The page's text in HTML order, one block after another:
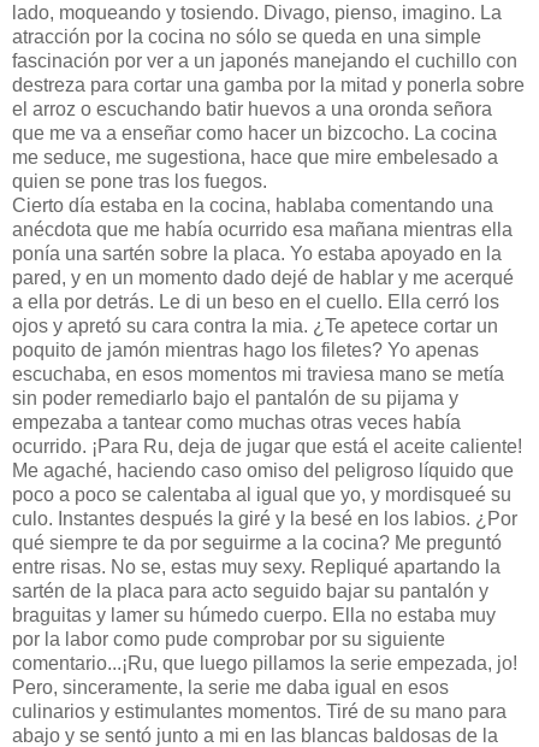
lado, moqueando y tosiendo. Divago, pienso, imagino. La
atracción por la cocina no sólo se queda en una simple
fascinación por ver a un japonés manejando el cuchillo con
destreza para cortar una gamba por la mitad y ponerla sobre
el arroz o escuchando batir huevos a una oronda señora
que me va a enseñar como hacer un bizcocho. La cocina
me seduce, me sugestiona, hace que mire embelesado a
quien se pone tras los fuegos.
Cierto día estaba en la cocina, hablaba comentando una
anécdota que me había ocurrido esa mañana mientras ella
ponía una sartén sobre la placa. Yo estaba apoyado en la
pared, y en un momento dado dejé de hablar y me acerqué
a ella por detrás. Le di un beso en el cuello. Ella cerró los
ojos y apretó su cara contra la mia. ¿Te apetece cortar un
poquito de jamón mientras hago los filetes? Yo apenas
escuchaba, en esos momentos mi traviesa mano se metía
sin poder remediarlo bajo el pantalón de su pijama y
empezaba a tantear como muchas otras veces había
ocurrido. ¡Para Ru, deja de jugar que está el aceite caliente!
Me agaché, haciendo caso omiso del peligroso líquido que
poco a poco se calentaba al igual que yo, y mordisqueé su
culo. Instantes después la giré y la besé en los labios. ¿Por
qué siempre te da por seguirme a la cocina? Me preguntó
entre risas. No se, estas muy sexy. Repliqué apartando la
sartén de la placa para acto seguido bajar su pantalón y
braguitas y lamer su húmedo cuerpo. Ella no estaba muy
por la labor como pude comprobar por su siguiente
comentario...¡Ru, que luego pillamos la serie empezada, jo!
Pero, sinceramente, la serie me daba igual en esos
culinarios y estimulantes momentos. Tiré de su mano para
abajo y se sentó junto a mi en las blancas baldosas de la